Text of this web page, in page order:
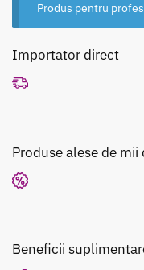
Produs pentru
Importator direct
Produse alese de
Beneficii